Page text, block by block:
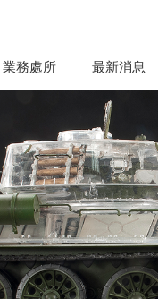
業務處所 最新消息